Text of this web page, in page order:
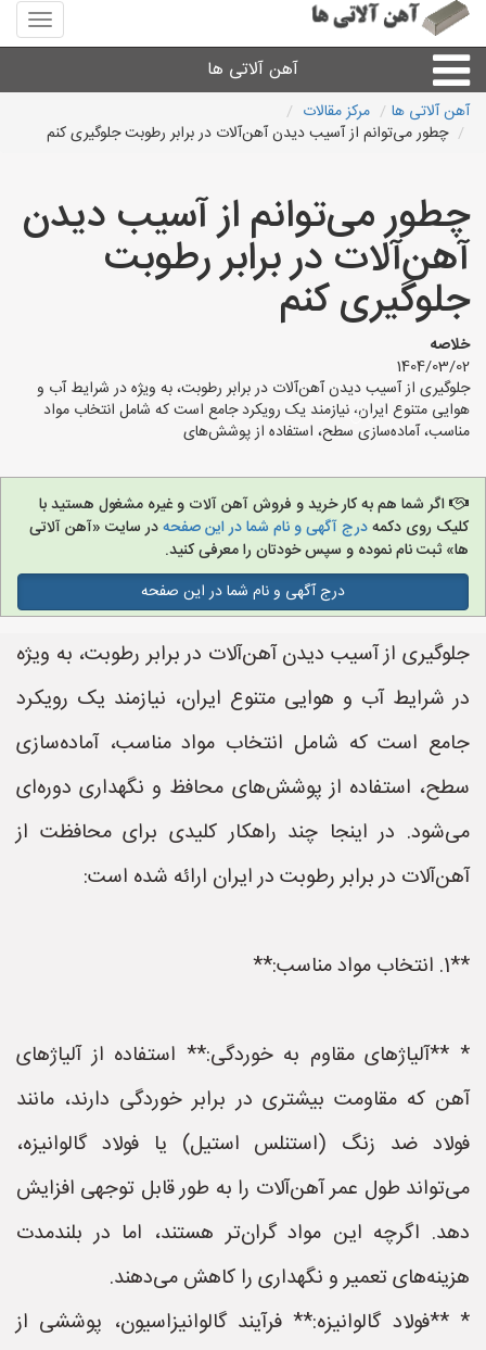
منوی
سایت
آلاتی
آهن آلاتی ها
میلگرد نبشی،مفتول
ورق
لوله و اتصالات
سایر آهن آلات
آهن آلاتی های شهرها
آهن آلاتی ها
مرکز مقالات
چطور می‌توانم از آسیب دیدن آهن‌آلات در برابر رطوبت جلوگیری کنم
چطور می‌توانم از آسیب دیدن
آهن‌آلات در برابر رطوبت
جلوگیری کنم
خلاصه
1404/03/02
جلوگیری از آسیب دیدن آهن‌آلات در برابر رطوبت، به ویژه در شرایط آب و
هوایی متنوع ایران، نیازمند یک رویکرد جامع است که شامل انتخاب مواد
مناسب، آماده‌سازی سطح، استفاده از پوشش‌های
اگر شما هم به کار خرید و فروش آهن آلات و غیره مشغول هستید با
کلیک روی دکمهدرج آگهی و نام شما در این صفحهدر سایت «آهن آلاتی
ها» ثبت نام نموده و سپس خودتان را معرفی کنید.
درج آگهی و نام شما در این صفحه
جلوگیری از آسیب دیدن آهن‌آلات در برابر رطوبت، به ویژه
در شرایط آب و هوایی متنوع ایران، نیازمند یک رویکرد
جامع است که شامل انتخاب مواد مناسب، آماده‌سازی
سطح، استفاده از پوشش‌های محافظ و نگهداری دوره‌ای
می‌شود. در اینجا چند راهکار کلیدی برای محافظت از
آهن‌آلات در برابر رطوبت در ایران ارائه شده است:
**1. انتخاب مواد مناسب:**
* **آلیاژهای مقاوم به خوردگی:** استفاده از آلیاژهای
آهن که مقاومت بیشتری در برابر خوردگی دارند، مانند
فولاد ضد زنگ (استنلس استیل) یا فولاد گالوانیزه،
می‌تواند طول عمر آهن‌آلات را به طور قابل توجهی افزایش
دهد. اگرچه این مواد گران‌تر هستند، اما در بلندمدت
هزینه‌های تعمیر و نگهداری را کاهش می‌دهند.
* **فولاد گالوانیزه:** فرآیند گالوانیزاسیون، پوششی از